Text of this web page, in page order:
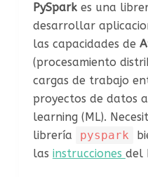
PySpark es una
desarrollar
las capacidades de
(procesamiento
cargas de trabajo
proyectos de datos
learning (ML).
librería
pyspark
las instrucciones del